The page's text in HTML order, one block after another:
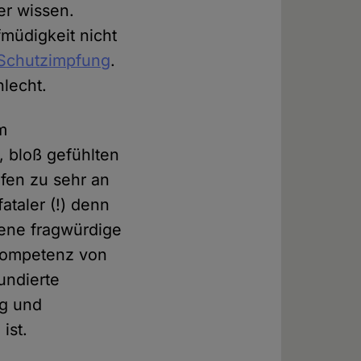
wissen.
nicht
.
bloß gefühlten
zu sehr an
(!) denn
fragwürdige
von
und
ist.